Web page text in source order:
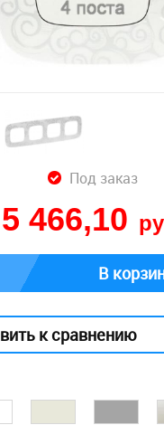
Под заказ
5 466,10
В
к сравнению